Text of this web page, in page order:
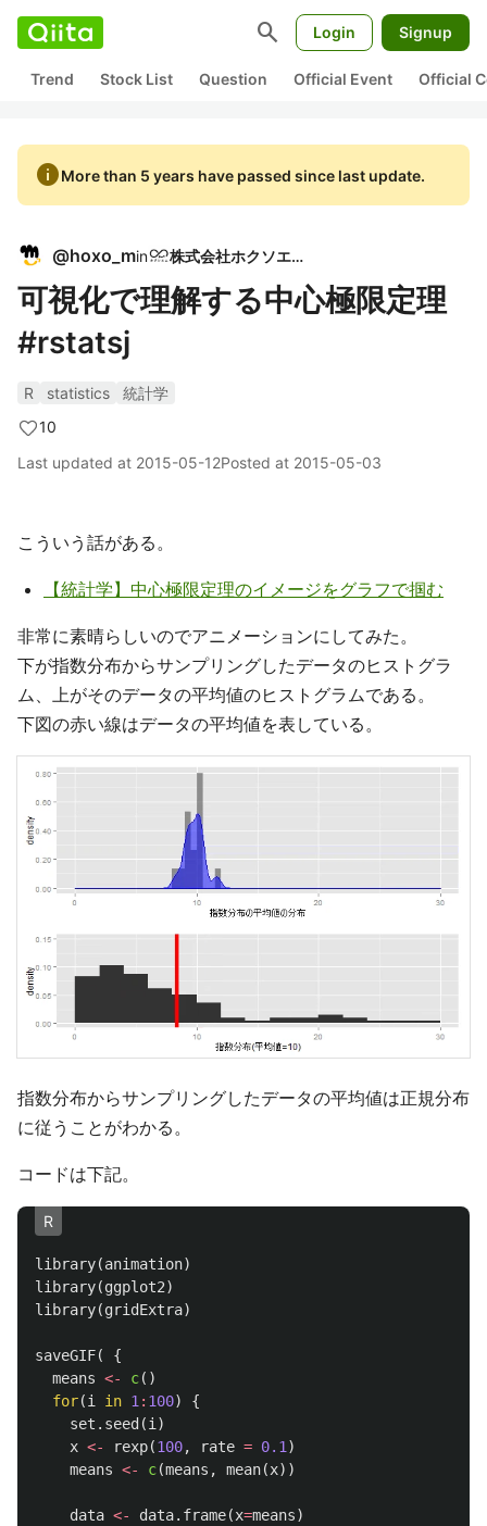
search Login Signup
Trend Stock List Question Official Event Official
infoMore than 5 years have passed since last update.
@hoxo_min 株式会社ホクソエム
可視化で理解する中心極限定理
#rstatsj
R statistics
統計学
10
Last updated at 2015-05-12Posted at 2015-05-03
こういう話がある。
【統計学】中心極限定理のイメージをグラフで掴む
非常に素晴らしいのでアニメーションにしてみた。
下が指数分布からサンプリングしたデータのヒストグラ
ム、上がそのデータの平均値のヒストグラムである。
下図の赤い線はデータの平均値を表している。
指数分布からサンプリングしたデータの平均値は正規分布
に従うことがわかる。
コードは下記。
R
library(animation)
library(ggplot2)
library(gridExtra)
saveGIF(
{
means <- c()
for(i in 1: 100)
{
set.seed (i)
x <- rexp(100, rate = 0.1)
means <- c(means , mean(x))
data <- data.frame(x=means)